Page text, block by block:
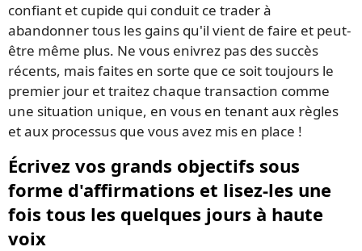
confiant et cupide qui conduit ce trader à
abandonner tous les gains qu'il vient de faire et peut-
être même plus. Ne vous enivrez pas des succès
récents, mais faites en sorte que ce soit toujours le
premier jour et traitez chaque transaction comme
une situation unique, en vous en tenant aux règles
et aux processus que vous avez mis en place !
Écrivez vos grands objectifs sous
forme d'affirmations et lisez-les une
fois tous les quelques jours à haute
voix